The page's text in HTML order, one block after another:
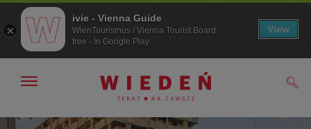
Przejdź
Przejdź
Pokaż/ukryj
ivie - Vienna Guide
WienTourismus / Vienna Tourist Board
free - In Google Play
View